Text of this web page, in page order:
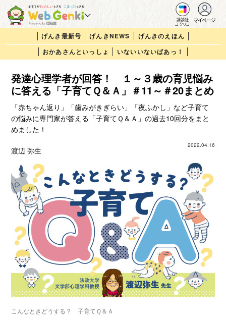
講談社
コクリコ
マイページ
げんき最新号 げんきNEWS
げんきのえほん
おかあさんといっしょ
いないいないばあっ！
発達心理学者が回答！ １～３歳の育児悩み
に答える「子育てＱ＆Ａ」＃11～＃20まとめ
「赤ちゃん返り」「歯みがきぎらい」「夜ふかし」など子育て
の悩みに専門家が答える「子育てＱ＆Ａ」の過去10回分をまと
めました！
2022.04.16
渡辺 弥生
こんなときどうする？ 子育てＱ＆Ａ